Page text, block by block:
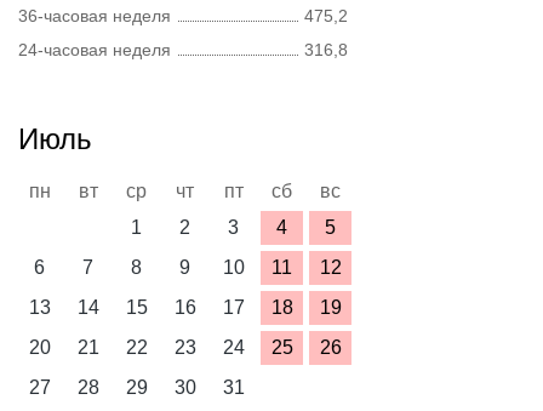
36-часовая неделя
475,2
24-часовая неделя
316,8
Июль
пн вт ср чт пт сб
вс
1
2 3 4
5
6
7 8 9 10 11
12
13
14 15 16 17 18
19
20
21 22 23 24 25
26
27
28 29 30 31